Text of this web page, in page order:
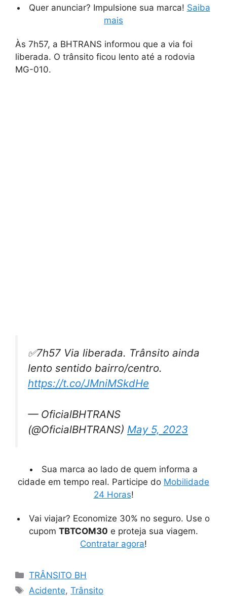
Quer anunciar? Impulsione sua marca! Saiba
mais
Às 7h57, a BHTRANS informou que a via foi
liberada. O trânsito ficou lento até a rodovia
MG-010.
✅7h57 Via liberada. Trânsito ainda
lento sentido bairro/centro.
https://t.co/JMniMSkdHe
— OficialBHTRANS
(@OficialBHTRANS) May 5, 2023
Sua marca ao lado de quem informa a
cidade em tempo real. Participe do Mobilidade
24 Horas!
Vai viajar? Economize 30% no seguro. Use o
cupom TBTCOM30 e proteja sua viagem.
Contratar agora!
Categorias
TRÂNSITO BH
Tags
Acidente,Trânsito